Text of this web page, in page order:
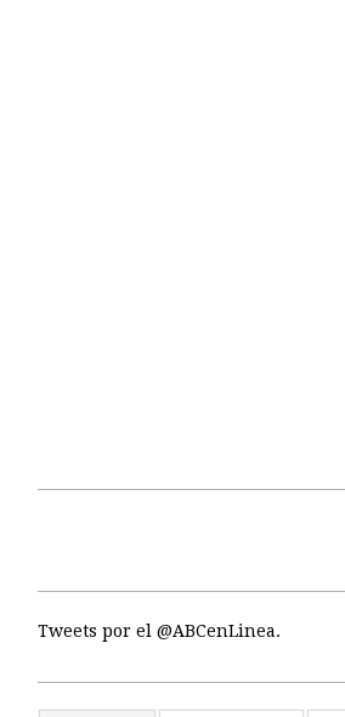
Tweets por el @ABCenLinea.